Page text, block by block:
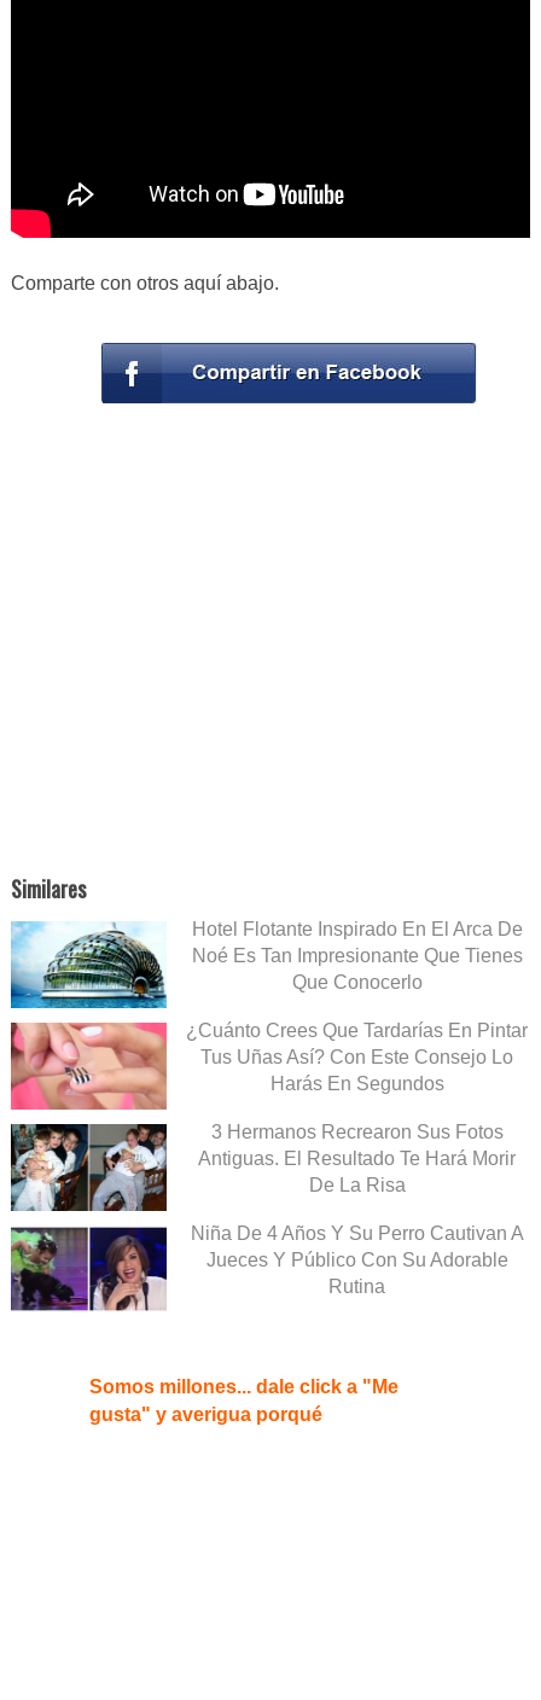
Comparte con otros aquí abajo.
Similares
Hotel Flotante Inspirado En El Arca De
Noé Es Tan Impresionante Que Tienes
Que Conocerlo
¿Cuánto Crees Que Tardarías En Pintar
Tus Uñas Así? Con Este Consejo Lo
Harás En Segundos
3 Hermanos Recrearon Sus Fotos
Antiguas. El Resultado Te Hará Morir
De La Risa
Niña De 4 Años Y Su Perro Cautivan A
Jueces Y Público Con Su Adorable
Rutina
Somos millones... dale click a "Me
gusta" y averigua porqué